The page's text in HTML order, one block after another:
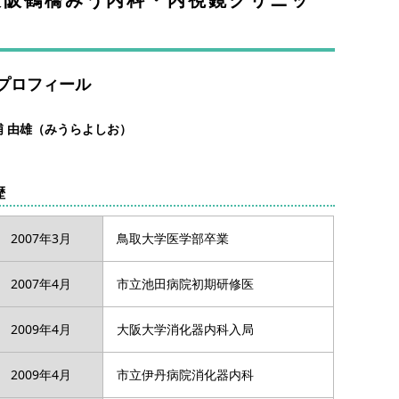
ロフィール
由雄（みうらよしお）
2007年3月 鳥取大学医学部卒業
2007年4月 市立池田病院初期研修医
2009年4月 大阪大学消化器内科入局
2009年4月 市立伊丹病院消化器内科